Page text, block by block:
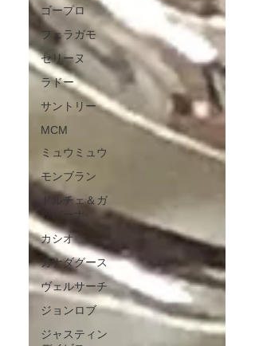
ゴープロ
フェラガモ
セリーヌ
ラドー
サントリー
MCM
ミュウミュウ
モンブラン
ドルチェ＆ガ
ッバーナ
カシオ
カナダグース
ヴェルサーチ
ジョンロブ
ジャスティン